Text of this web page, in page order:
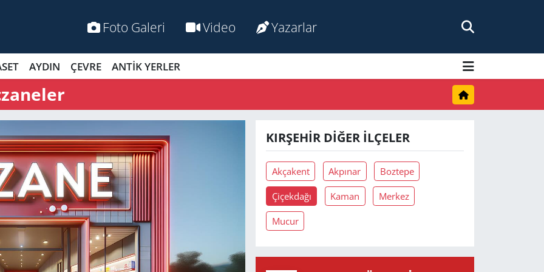
Foto Galeri Video Yazarlar
AYDIN ÇEVRE ANTİK YERLER
KIRŞEHIR DIĞER İLÇELER
Akçakent Akpınar Boztepe
Çiçekdağı Kaman Merkez
Mucur